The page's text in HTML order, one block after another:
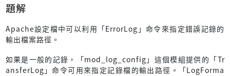
題解
Apache設定檔中可以利用「ErrorLog」命令來指定錯誤記錄的
輸出檔案路徑。
如果是一般的記錄，「mod_log_config」這個模組提供的「Tr
ansferLog」命令可用來指定記錄檔的輸出路徑。「LogForma